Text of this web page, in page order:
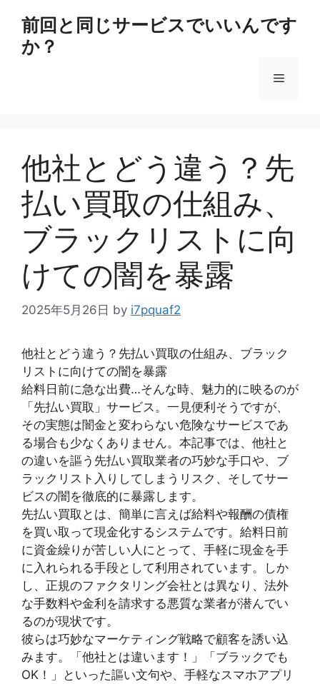
前回と同じサービスでいいんです
か？
メ
ュ
他社とどう違う？先
払い買取の仕組み、
ブラックリストに向
けての闇を暴露
2025年5月26日 by i7pquaf2
他社とどう違う？先払い買取の仕組み、ブラック
リストに向けての闇を暴露
給料日前に急な出費…そんな時、魅力的に映るのが
「先払い買取」サービス。一見便利そうですが、
その実態は闇金と変わらない危険なサービスであ
る場合も少なくありません。本記事では、他社と
の違いを謳う先払い買取業者の巧妙な手口や、ブ
ラックリスト入りしてしまうリスク、そしてサー
ビスの闇を徹底的に暴露します。
先払い買取とは、簡単に言えば給料や報酬の債権
を買い取って現金化するシステムです。給料日前
に資金繰りが苦しい人にとって、手軽に現金を手
に入れられる手段として利用されています。しか
し、正規のファクタリング会社とは異なり、法外
な手数料や金利を請求する悪質な業者が潜んでい
るのが現状です。
彼らは巧妙なマーケティング戦略で顧客を誘い込
みます。「他社とは違います！」「ブラックでも
OK！」といった謳い文句や、手軽なスマホアプリ